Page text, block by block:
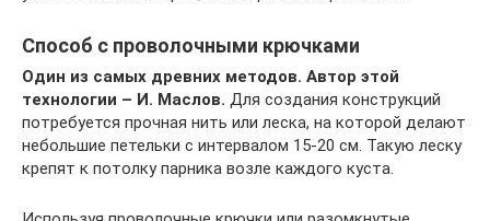
Способ с проволочными крючками
Один из самых древних методов. Автор этой
технологии – И. Маслов. Для создания конструкций
потребуется прочная нить или леска, на которой делают
небольшие петельки с интервалом 15-20 см. Такую леску
крепят к потолку парника возле каждого куста.